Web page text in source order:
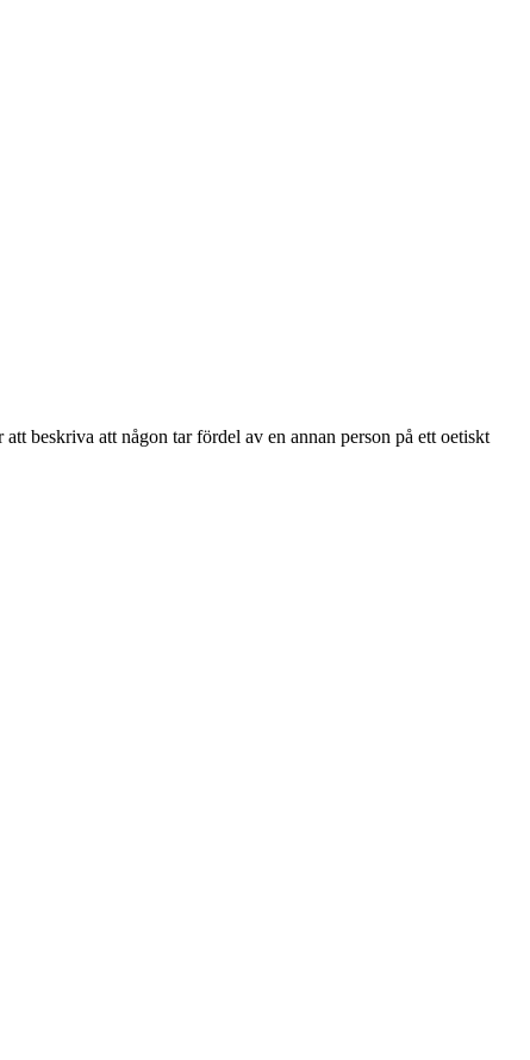
beskriva att någon tar fördel av en annan person på ett oetiskt